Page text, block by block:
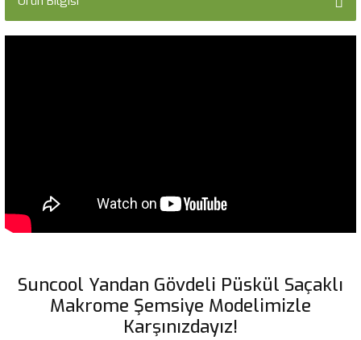
Suncool Yandan Gövdeli Püskül Saçaklı
Makrome Şemsiye Modelimizle
Karşınızdayız!